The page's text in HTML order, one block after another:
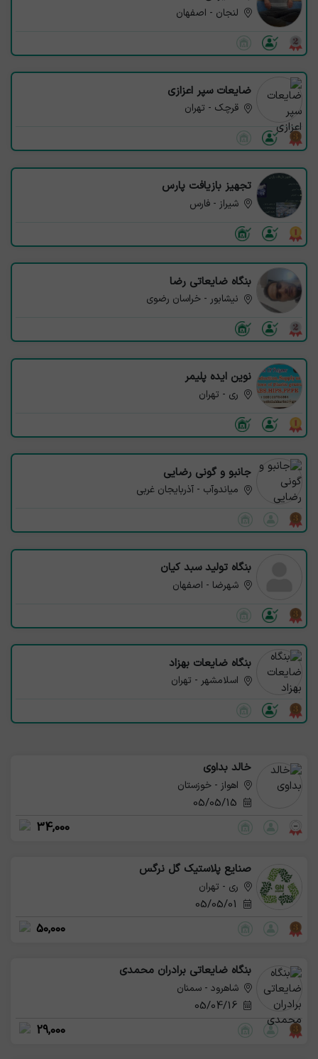
لنجان - اصفهان
ضایعات سپر اعزازی
قرچک - تهران
تجهیز بازیافت پارس
شیراز - فارس
بنگاه ضایعاتی رضا
نیشابور - خراسان رضوی
نوین ایده پلیمر
ری - تهران
جانبو و گونی رضایی
میاندوآب - آذربایجان غربی
بنگاه تولید سبد کیان
شهرضا - اصفهان
بنگاه ضایعات بهزاد
اسلامشهر - تهران
خالد بداوی
اهواز - خوزستان
34,000
صنایع پلاستیک گل نرگس
ری - تهران
50,000
بنگاه ضایعاتی برادران محمدی
شاهرود - سمنان
05/04/16
29,000